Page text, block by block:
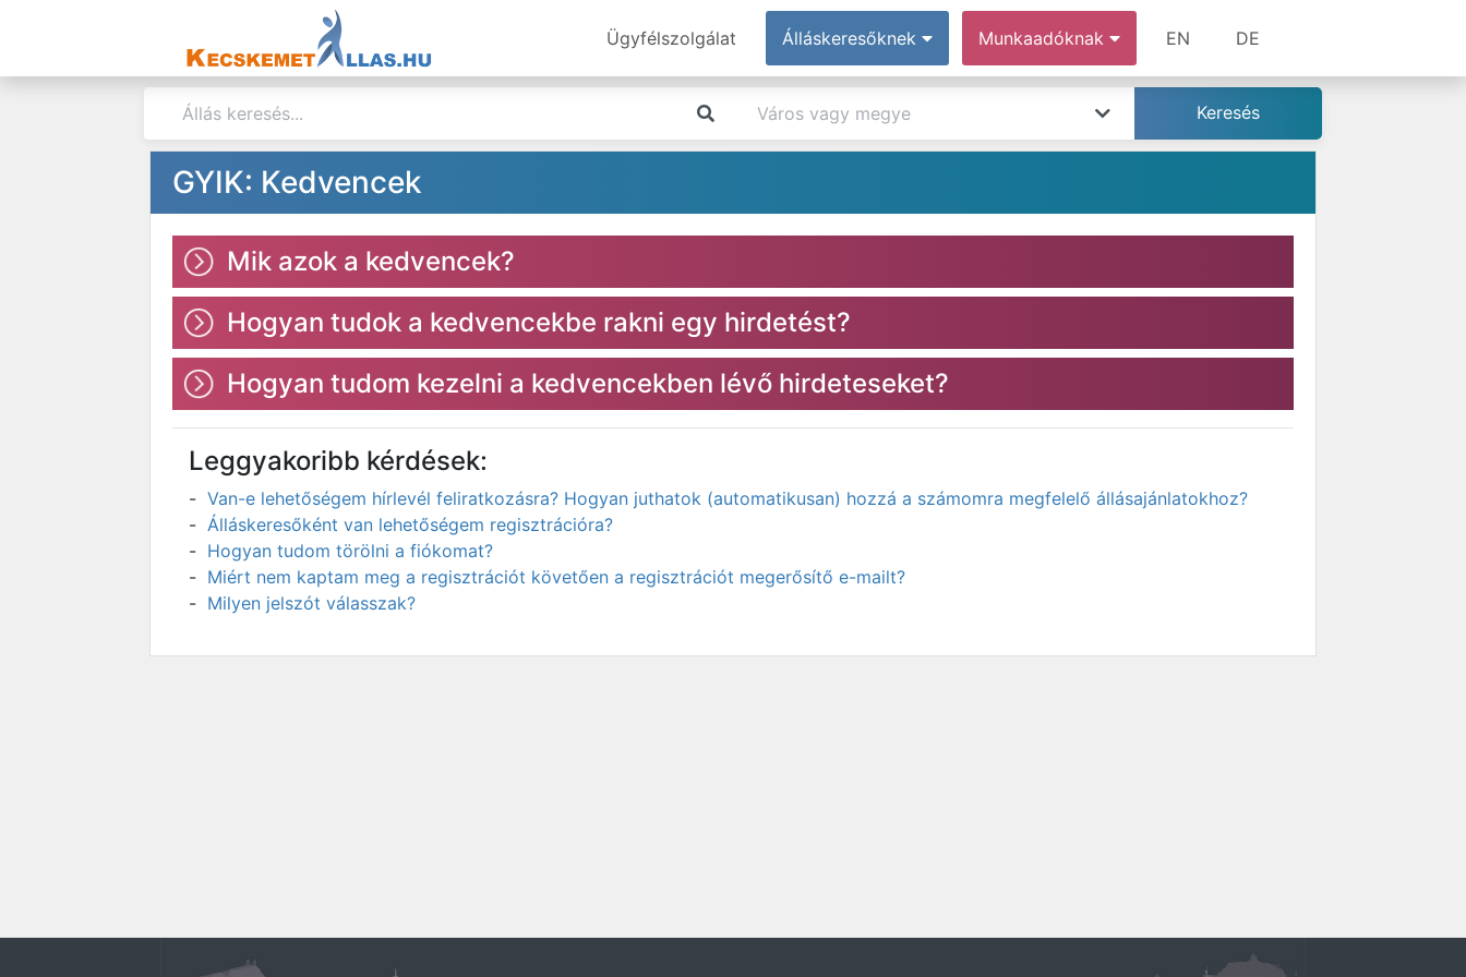
Ügyfélszolgálat Álláskeresőknek Munkaadóknak EN DE
GYIK: Kedvencek
Mik azok a kedvencek?
Hogyan tudok a kedvencekbe rakni egy hirdetést?
Hogyan tudom kezelni a kedvencekben lévő hirdeteseket?
Leggyakoribb kérdések:
Van-e lehetőségem hírlevél feliratkozásra? Hogyan juthatok (automatikusan) hozzá a számomra megfelelő állásajánlatokhoz?
Álláskeresőként van lehetőségem regisztrációra?
Hogyan tudom törölni a fiókomat?
Miért nem kaptam meg a regisztrációt követően a regisztrációt megerősítő e-mailt?
Milyen jelszót válasszak?